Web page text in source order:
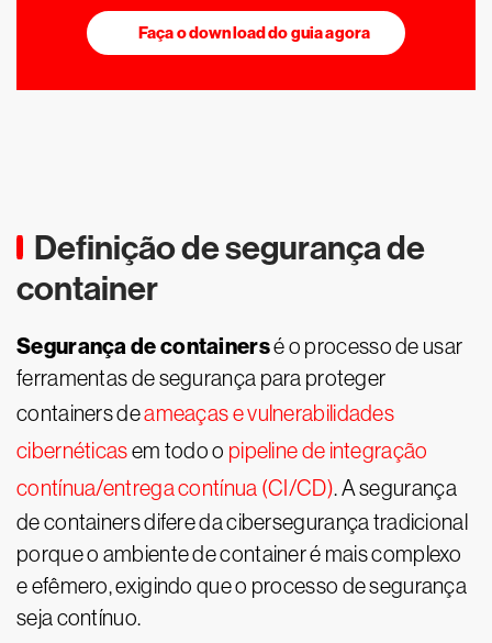
Faça o download do guia agora
Definição de segurança de
container
Segurança de containersé o processo de usar
ferramentas de segurança para proteger
containers deameaças e vulnerabilidades
cibernéticasem todo o pipeline de integração
contínua/entrega contínua (CI/CD). A segurança
de containers difere da cibersegurança tradicional
porque o ambiente de container é mais complexo
e efêmero, exigindo que o processo de segurança
seja contínuo.